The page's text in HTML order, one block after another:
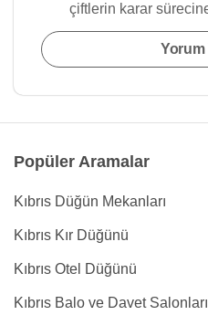
çiftlerin karar
Yorum
Popüler Aramalar
Kıbrıs Düğün Mekanları
Kıbrıs Kır Düğünü
Kıbrıs Otel Düğünü
Kıbrıs Balo ve Davet Salonları